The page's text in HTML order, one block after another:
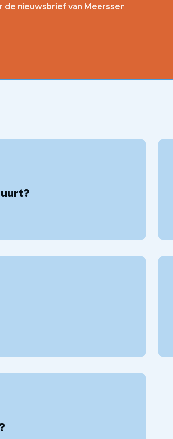
de nieuwsbrief van Meerssen